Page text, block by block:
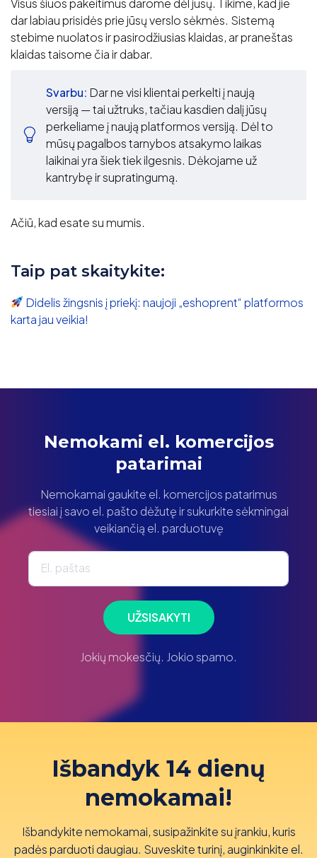
dar labiau prisidės prie jūsų verslo sėkmės. Sistemą
stebime nuolatos ir pasirodžiusias klaidas, ar praneštas
klaidas taisome čia ir dabar.
Svarbu: Dar ne visi klientai perkelti į naują
versiją — tai užtruks, tačiau kasdien dalį jūsų
perkeliame į naują platformos versiją. Dėl to
mūsų pagalbos tarnybos atsakymo laikas
laikinai yra šiek tiek ilgesnis. Dėkojame už
kantrybę ir supratingumą.
Ačiū, kad esate su mumis.
Taip pat skaitykite:
Didelis žingsnis į priekį: naujoji „eshoprent“ platformos
karta jau veikia!
Nemokami el. komercijos
patarimai
Nemokamai gaukite el. komercijos patarimus
tiesiai į savo el. pašto dėžutę ir sukurkite sėkmingai
veikiančią el. parduotuvę
El. paštas
UŽSISAKYTI
Jokių mokesčių. Jokio spamo.
Išbandyk 14 dienų
nemokamai!
Išbandykite nemokamai, susipažinkite su įrankiu, kuris
padės parduoti daugiau. Suveskite turinį, auginkinkite el.